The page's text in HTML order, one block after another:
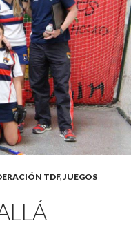
TDF, JUEGOS